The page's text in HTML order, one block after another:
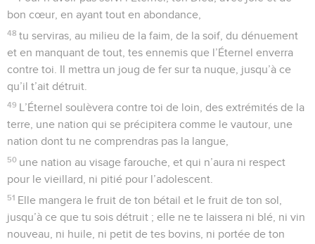
bon cœur, en ayant tout en abondance,
48 tu serviras, au milieu de la faim, de la soif, du dénuement
et en manquant de tout, tes ennemis que l’Éternel enverra
contre toi. Il mettra un joug de fer sur ta nuque, jusqu’à ce
qu’il t’ait détruit.
49 L’Éternel soulèvera contre toi de loin, des extrémités de la
terre, une nation qui se précipitera comme le vautour, une
nation dont tu ne comprendras pas la langue,
50 une nation au visage farouche, et qui n’aura ni respect
pour le vieillard, ni pitié pour l’adolescent.
51 Elle mangera le fruit de ton bétail et le fruit de ton sol,
jusqu’à ce que tu sois détruit ; elle ne te laissera ni blé, ni vin
nouveau, ni huile, ni petit de tes bovins, ni portée de ton